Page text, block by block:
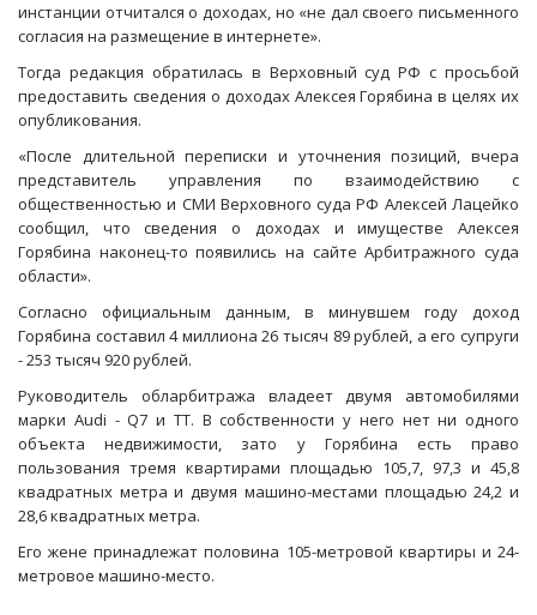
инстанции отчитался о доходах, но «не дал своего письменного
согласия на размещение в интернете».
Тогда редакция обратилась в Верховный суд РФ с просьбой
предоставить сведения о доходах Алексея Горябина в целях их
опубликования.
«После длительной переписки и уточнения позиций, вчера
представитель управления по взаимодействию с
общественностью и СМИ Верховного суда РФ Алексей Лацейко
сообщил, что сведения о доходах и имуществе Алексея
Горябина наконец-то появились на сайте Арбитражного суда
области».
Согласно официальным данным, в минувшем году доход
Горябина составил 4 миллиона 26 тысяч 89 рублей, а его супруги
- 253 тысяч 920 рублей.
Руководитель обларбитража владеет двумя автомобилями
марки Audi - Q7 и ТТ. В собственности у него нет ни одного
объекта недвижимости, зато у Горябина есть право
пользования тремя квартирами площадью 105,7, 97,3 и 45,8
квадратных метра и двумя машино-местами площадью 24,2 и
28,6 квадратных метра.
Его жене принадлежат половина 105-метровой квартиры и 24-
метровое машино-место.